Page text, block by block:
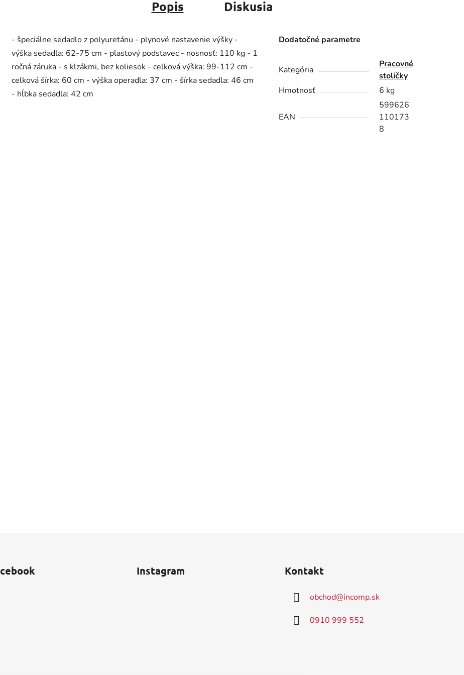
Popis Diskusia
- špeciálne sedadlo z polyuretánu - plynové nastavenie výšky -
výška sedadla: 62-75 cm - plastový podstavec - nosnosť: 110 kg - 1
ročná záruka - s klzákmi, bez koliesok - celková výška: 99-112 cm -
celková šírka: 60 cm - výška operadla: 37 cm - šírka sedadla: 46 cm
- hĺbka sedadla: 42 cm
Dodatočné parametre
Kategória
Pracovné
stoličky
Hmotnosť
6 kg
EAN
599626
110173
8
Instagram Kontakt
obchod@incomp.sk
0910 999 552